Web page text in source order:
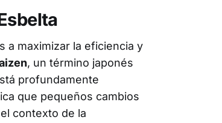
a maximizar la eficiencia y
, un término japonés
profundamente
que pequeños cambios
contexto de la